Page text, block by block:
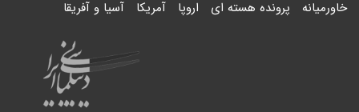
خاورمیانه پرونده هسته ای اروپا آمریکا آسیا و آفریقا